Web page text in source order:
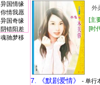
异国情缘
你情我愿
异国奇缘
阴错阳差
魂驰梦移
外
[主
[时
7. 《默剧爱情》 - 单行